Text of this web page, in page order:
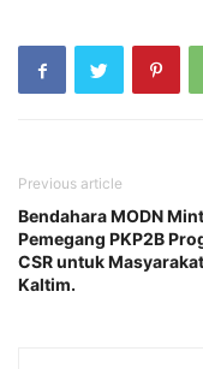
Previous article
Bendahara MODN
Pemegang PKP2B
CSR untuk Masyarakat
Kaltim.